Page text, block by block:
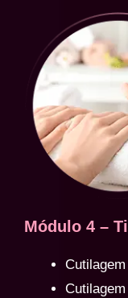
Módulo 4 –